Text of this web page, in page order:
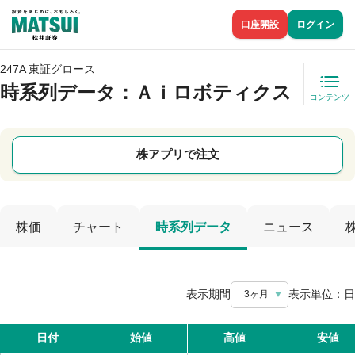
口座開設 ログイン
247A 東証グロース
時系列データ ：Ａｉロボティクス コンテンツ
株アプリで注文
株価 チャート 時系列データ ニュース
表示期間 3ヶ月 表示単位： 日
日付 始値 高値 安値